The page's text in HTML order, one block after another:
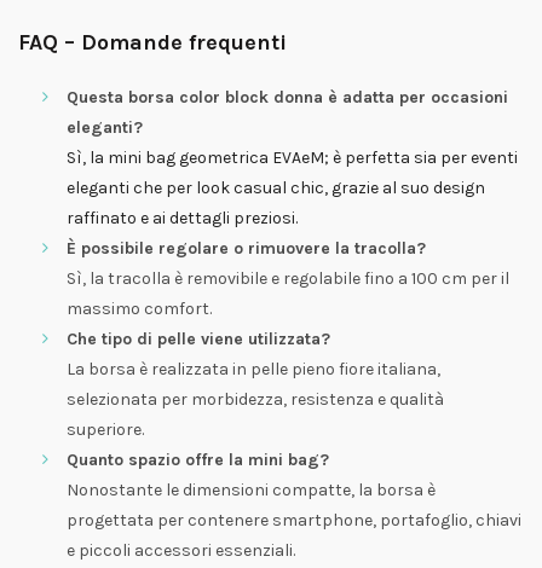
FAQ – Domande frequenti
Questa borsa color block donna è adatta per occasioni
eleganti?
Sì, la mini bag geometrica EVAeM; è perfetta sia per eventi
eleganti che per look casual chic, grazie al suo design
raffinato e ai dettagli preziosi.
È possibile regolare o rimuovere la tracolla?
Sì, la tracolla è removibile e regolabile fino a 100 cm per il
massimo comfort.
Che tipo di pelle viene utilizzata?
La borsa è realizzata in pelle pieno fiore italiana,
selezionata per morbidezza, resistenza e qualità
superiore.
Quanto spazio offre la mini bag?
Nonostante le dimensioni compatte, la borsa è
progettata per contenere smartphone, portafoglio, chiavi
e piccoli accessori essenziali.